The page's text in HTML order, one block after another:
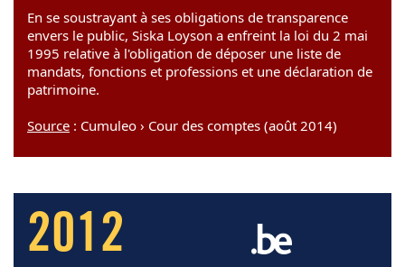
En se soustrayant à ses obligations de transparence
envers le public, Siska Loyson a enfreint la loi du 2 mai
1995 relative à l'obligation de déposer une liste de
mandats, fonctions et professions et une déclaration de
patrimoine.
Source : Cumuleo › Cour des comptes (août 2014)
2012